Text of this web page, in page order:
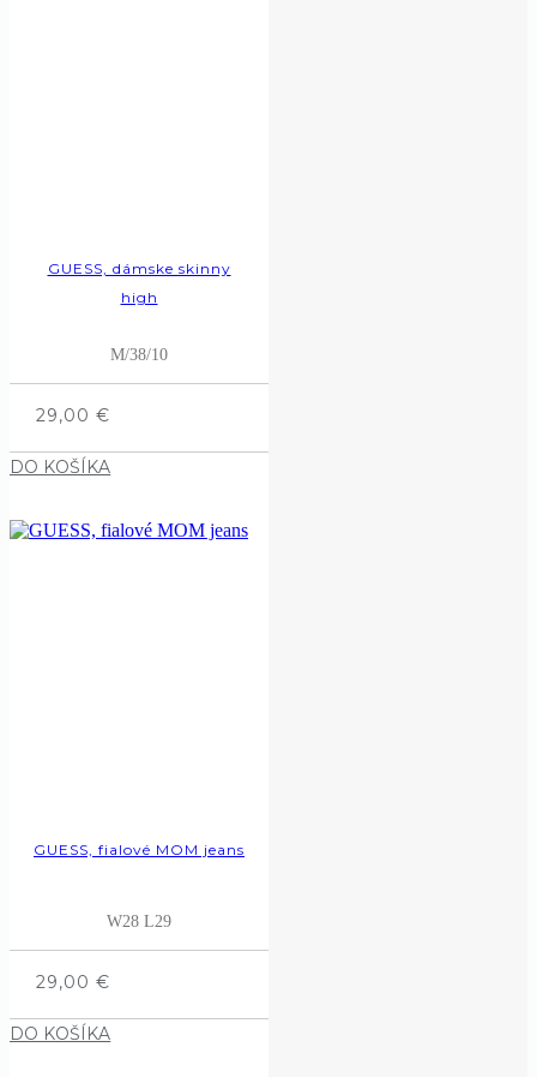
GUESS, dámske skinny
high
M/38/10
29,00 €
DO KOŠÍKA
GUESS, fialové MOM jeans
W28 L29
29,00 €
DO KOŠÍKA